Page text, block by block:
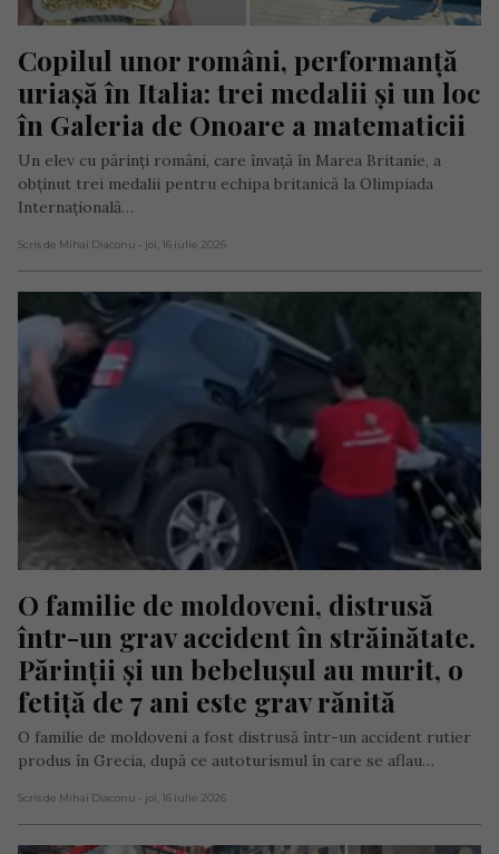
Copilul unor români, performanță
uriașă în Italia: trei medalii și un loc
în Galeria de Onoare a matematicii
Un elev cu părinți români, care învață în Marea Britanie, a
obținut trei medalii pentru echipa britanică la Olimpiada
Internațională…
Scris de Mihai Diaconu - joi, 16 iulie 2026
O familie de moldoveni, distrusă
într-un grav accident în străinătate.
Părinții și un bebelușul au murit, o
fetiță de 7 ani este grav rănită
O familie de moldoveni a fost distrusă într-un accident rutier
produs în Grecia, după ce autoturismul în care se aflau…
Scris de Mihai Diaconu - joi, 16 iulie 2026